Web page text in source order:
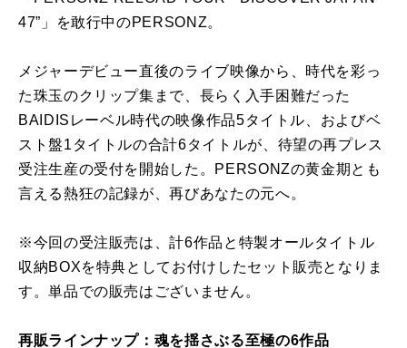
47”」を敢行中のPERSONZ。
メジャーデビュー直後のライブ映像から、時代を彩っ
た珠玉のクリップ集まで、長らく入手困難だった
BAIDISレーベル時代の映像作品5タイトル、およびベ
スト盤1タイトルの合計6タイトルが、待望の再プレス
受注生産の受付を開始した。PERSONZの黄金期とも
言える熱狂の記録が、再びあなたの元へ。
※今回の受注販売は、計6作品と特製オールタイトル
収納BOXを特典としてお付けしたセット販売となりま
す。単品での販売はございません。
再販ラインナップ：魂を揺さぶる至極の6作品